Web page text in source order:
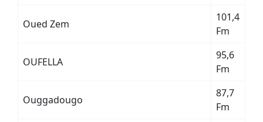
Oued Zem
101,4
Fm
OUFELLA
95,6
Fm
Ouggadougo
87,7
Fm